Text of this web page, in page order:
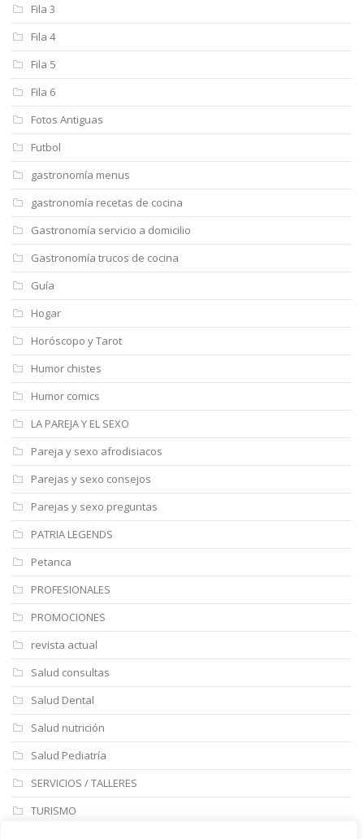
Fila 3
Fila 4
Fila 5
Fila 6
Fotos Antiguas
Futbol
gastronomía menus
gastronomía recetas de cocina
Gastronomía servicio a domicilio
Gastronomía trucos de cocina
Guía
Hogar
Horóscopo y Tarot
Humor chistes
Humor comics
LA PAREJA Y EL SEXO
Pareja y sexo afrodisiacos
Parejas y sexo consejos
Parejas y sexo preguntas
PATRIA LEGENDS
Petanca
PROFESIONALES
PROMOCIONES
revista actual
Salud consultas
Salud Dental
Salud nutrición
Salud Pediatría
SERVICIOS / TALLERES
TURISMO